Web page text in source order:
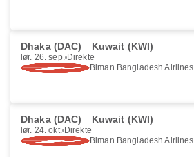
Dhaka (DAC) Kuwait (KWI)
lør. 26. sep. Direkte
Biman Bangladesh Airlines
Dhaka (DAC) Kuwait (KWI)
lør. 24. okt. Direkte
Biman Bangladesh Airlines